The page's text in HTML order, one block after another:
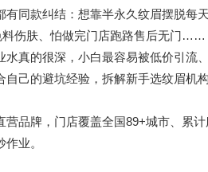
有同款纠结：想靠半永久纹眉摆脱每
料伤肤、怕做完门店跑路售后无门……
水真的很深，小白最容易被低价引流
自己的避坑经验，拆解新手选纹眉机
营品牌，门店覆盖全国89+城市、累
业。